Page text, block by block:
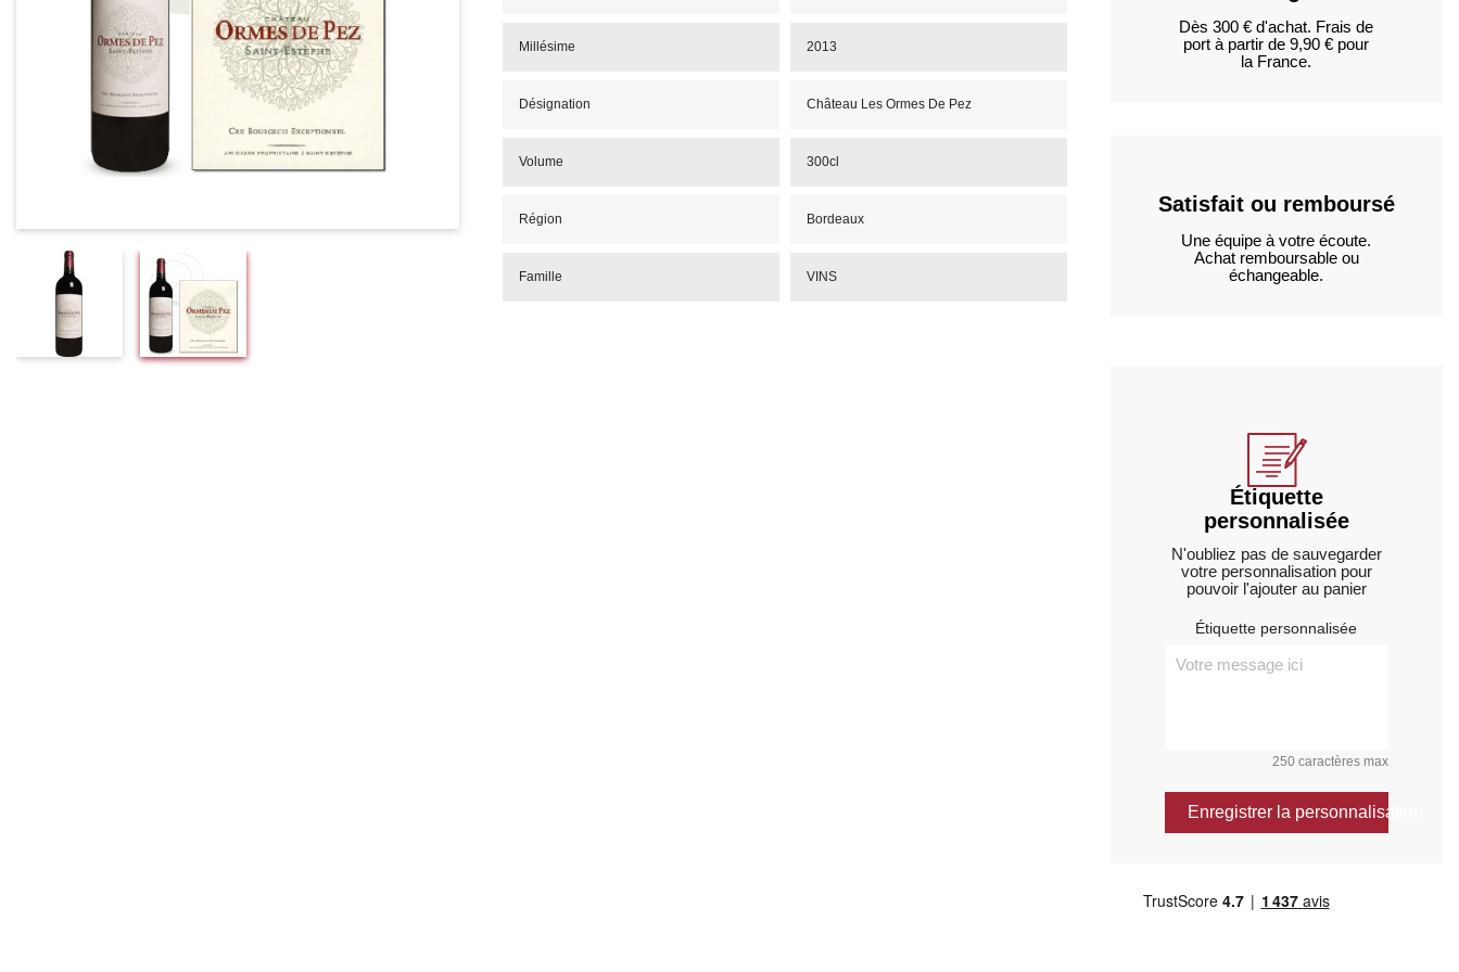
Millésime 2013
Désignation Château Les Ormes De Pez
Volume 300cl
Région Bordeaux
Famille VINS
Dès 300 € d'achat. Frais de
port à partir de 9,90 € pour
la France.
Satisfait ou remboursé
Une équipe à votre écoute.
Achat remboursable ou
échangeable.
Étiquette
personnalisée
N'oubliez pas de sauvegarder
votre personnalisation pour
pouvoir l'ajouter au panier
Étiquette personnalisée
250 caractères max
Enregistrer la personnalisation